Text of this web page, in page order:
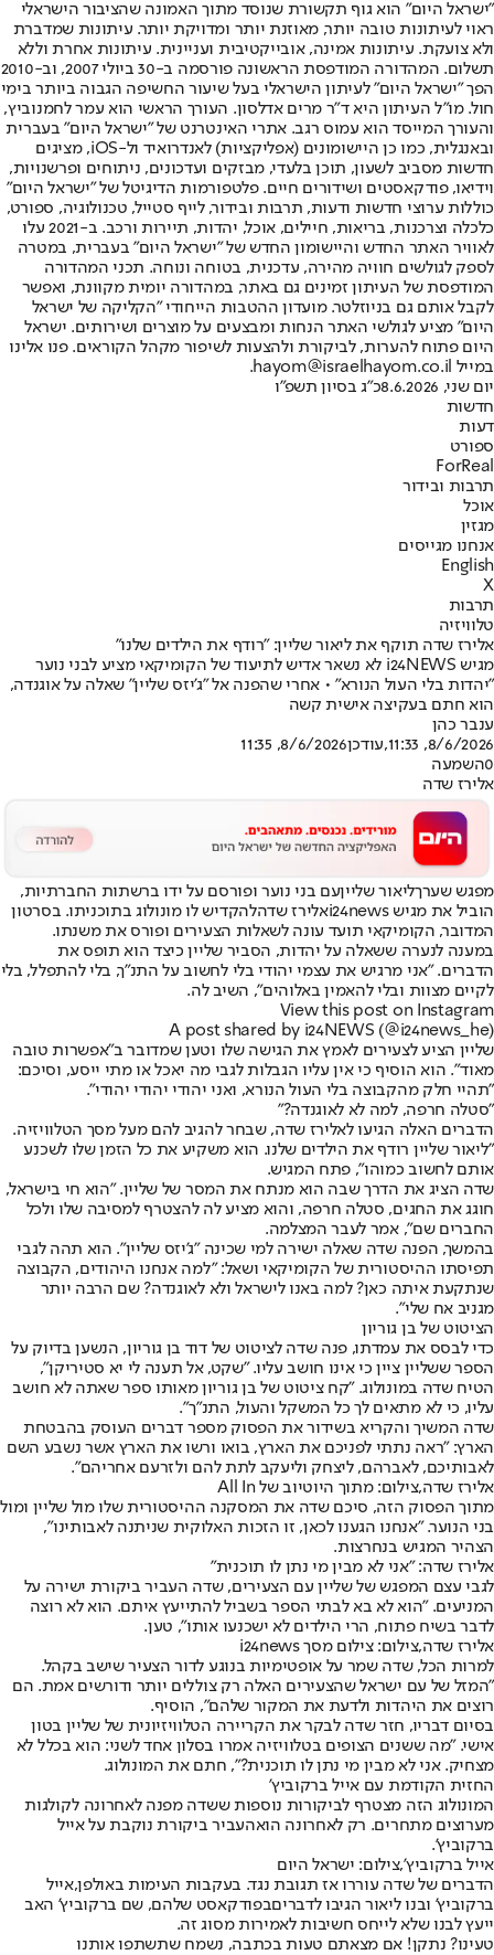
"ישראל היום" הוא גוף תקשורת שנוסד מתוך האמונה שהציבור הישראלי
ראוי לעיתונות טובה יותר, מאוזנת יותר ומדויקת יותר. עיתונות שמדברת
ולא צועקת. עיתונות אמינה, אובייקטיבית ועניינית. עיתונות אחרת וללא
תשלום. המהדורה המודפסת הראשונה פורסמה ב-30 ביולי 2007, וב-2010
הפך "ישראל היום" לעיתון הישראלי בעל שיעור החשיפה הגבוה ביותר בימי
חול. מו"ל העיתון היא ד"ר מרים אדלסון. העורך הראשי הוא עמר לחמנוביץ,
והעורך המייסד הוא עמוס רגב. אתרי האינטרנט של "ישראל היום" בעברית
ובאנגלית, כמו כן היישומונים (אפליקציות) לאנדרואיד ול-iOS, מציגים
חדשות מסביב לשעון, תוכן בלעדי, מבזקים ועדכונים, ניתוחים ופרשנויות,
וידיאו, פודקאסטים ושידורים חיים. פלטפורמות הדיגיטל של "ישראל היום"
כוללות ערוצי חדשות ודעות, תרבות ובידור, לייף סטייל, טכנולוגיה, ספורט,
כלכלה וצרכנות, בריאות, חיילים, אוכל, יהדות, תיירות ורכב. ב-2021 עלו
לאוויר האתר החדש והיישומון החדש של "ישראל היום" בעברית, במטרה
לספק לגולשים חוויה מהירה, עדכנית, בטוחה ונוחה. תכני המהדורה
המודפסת של העיתון זמינים גם באתר, במהדורה יומית מקוונת, ואפשר
לקבל אותם גם בניוזלטר. מועדון ההטבות הייחודי "הקליקה של ישראל
היום" מציע לגולשי האתר הנחות ומבצעים על מוצרים ושירותים. ישראל
היום פתוח להערות, לביקורת ולהצעות לשיפור מקהל הקוראים. פנו אלינו
במייל hayom@israelhayom.co.il.
יום שני, 8.6.2026
כ"ג בסיון תשפ"ו
חדשות
דעות
ספורט
ForReal
תרבות ובידור
אוכל
מגזין
אנחנו מגייסים
English
X
תרבות
טלוויזיה
אלירז שדה תוקף את ליאור שליין: "רודף את הילדים שלנו"
מגיש i24NEWS לא נשאר אדיש לתיעוד של הקומיקאי מציע לבני נוער
"יהדות בלי העול הנורא" • אחרי שהפנה אל "ג'יזס שליין" שאלה על אוגנדה,
הוא חתם בעקיצה אישית קשה
ענבר כהן
8/6/2026, 11:33
,עודכן8/6/2026, 11:35
0השמעה
אלירז שדה
מפגש שערךליאור שלייןעם בני נוער ופורסם על ידו ברשתות החברתיות,
הוביל את מגיש i24news
אלירז שדהלהקדיש לו מונולוג בתוכניתו. בסרטון
המדובר, הקומיקאי תועד עונה לשאלות הצעירים ופורס את משנתו.
במענה לנערה ששאלה על יהדות, הסביר שליין כיצד הוא תופס את
הדברים. "אני מרגיש את עצמי יהודי בלי לחשוב על התנ"ך, בלי להתפלל, בלי
לקיים מצוות ובלי להאמין באלוהים", השיב לה.
View this post on Instagram
A post shared by i24NEWS (@i24news_he)
שליין הציע לצעירים לאמץ את הגישה שלו וטען שמדובר ב"אפשרות טובה
מאוד". הוא הוסיף כי אין עליו הגבלות לגבי מה יאכל או מתי ייסע, וסיכם:
"תהיי חלק מהקבוצה בלי העול הנורא, ואני יהודי יהודי יהודי".
"סטלה חרפה, למה לא לאוגנדה?"
הדברים האלה הגיעו לאלירז שדה, שבחר להגיב להם מעל מסך הטלוויזיה.
"ליאור שליין רודף את הילדים שלנו. הוא משקיע את כל הזמן שלו לשכנע
אותם לחשוב כמוהו", פתח המגיש.
שדה הציג את הדרך שבה הוא מנתח את המסר של שליין. "הוא חי בישראל,
חוגג את החגים, סטלה חרפה, והוא מציע לה להצטרף למסיבה שלו ולכל
החברים שם", אמר לעבר המצלמה.
בהמשך, הפנה שדה שאלה ישירה למי שכינה "ג'יזס שליין". הוא תהה לגבי
תפיסתו ההיסטורית של הקומיקאי ושאל: "למה אנחנו היהודים, הקבוצה
שנתקעת איתה כאן? למה באנו לישראל ולא לאוגנדה? שם הרבה יותר
מגניב אח שלי".
הציטוט של בן גוריון
כדי לבסס את עמדתו, פנה שדה לציטוט של דוד בן גוריון, הנשען בדיוק על
הספר ששליין ציין כי אינו חושב עליו. "שקט, אל תענה לי יא סטיריקן",
הטיח שדה במונולוג. "קח ציטוט של בן גוריון מאותו ספר שאתה לא חושב
עליו, כי לא מתאים לך כל המשקל והעול, התנ"ך".
שדה המשיך והקריא בשידור את הפסוק מספר דברים העוסק בהבטחת
הארץ: "ראה נתתי לפניכם את הארץ, בואו ורשו את הארץ אשר נשבע השם
לאבותיכם, לאברהם, ליצחק וליעקב לתת להם ולזרעם אחריהם".
אלירז שדה,צילום: מתוך היוטיוב של All In
מתוך הפסוק הזה, סיכם שדה את המסקנה ההיסטורית שלו מול שליין ומול
בני הנוער. "אנחנו הגענו לכאן, זו הזכות האלוקית שניתנה לאבותינו",
הצהיר המגיש בנחרצות.
אלירז שדה: "אני לא מבין מי נתן לו תוכנית"
לגבי עצם המפגש של שליין עם הצעירים, שדה העביר ביקורת ישירה על
המניעים. "הוא לא בא לבתי הספר בשביל להתייעץ איתם. הוא לא רוצה
לדבר בשיח פתוח, הרי הילדים לא ישכנעו אותו", טען.
אלירז שדה,צילום: צילום מסך i24news
למרות הכל, שדה שמר על אופטימיות בנוגע לדור הצעיר שישב בקהל.
"המזל של עם ישראל שהצעירים האלה רק צוללים יותר ודורשים אמת. הם
רוצים את היהדות ולדעת את המקור שלהם", הוסיף.
בסיום דבריו, חזר שדה לבקר את הקריירה הטלוויזיונית של שליין בטון
אישי. "מה ששנים הצופים בטלוויזיה אמרו בסלון אחד לשני: הוא בכלל לא
מצחיק. אני לא מבין מי נתן לו תוכנית?", חתם את המונולוג.
החזית הקודמת עם אייל ברקוביץ'
המונולוג הזה מצטרף לביקורות נוספות ששדה מפנה לאחרונה לקולגות
מערוצים מתחרים. רק לאחרונה הואהעביר ביקורת נוקבת על אייל
ברקוביץ'.
אייל ברקוביץ',צילום: ישראל היום
הדברים של שדה עוררו אז תגובת נגד. בעקבות העימות באולפן,אייל
ברקוביץ' ובנו ליאור הגיבו לדבריםבפודקאסט שלהם, שם ברקוביץ' האב
ייעץ לבנו שלא לייחס חשיבות לאמירות מסוג זה.
טעינו? נתקן! אם מצאתם טעות בכתבה, נשמח שתשתפו אותנו